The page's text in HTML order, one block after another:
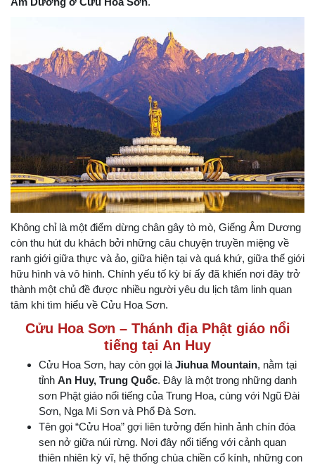
Không chỉ là một điểm dừng chân gây tò mò, Giếng Âm Dương
còn thu hút du khách bởi những câu chuyện truyền miệng về
ranh giới giữa thực và ảo, giữa hiện tại và quá khứ, giữa thế giới
hữu hình và vô hình. Chính yếu tố kỳ bí ấy đã khiến nơi đây trở
thành một chủ đề được nhiều người yêu du lịch tâm linh quan
tâm khi tìm hiểu về Cửu Hoa Sơn.
Cửu Hoa Sơn – Thánh địa Phật giáo nổi
tiếng tại An Huy
Cửu Hoa Sơn, hay còn gọi là Jiuhua Mountain, nằm tại
tỉnh An Huy, Trung Quốc. Đây là một trong những danh
sơn Phật giáo nổi tiếng của Trung Hoa, cùng với Ngũ Đài
Sơn, Nga Mi Sơn và Phổ Đà Sơn.
Tên gọi “Cửu Hoa” gợi liên tưởng đến hình ảnh chín đóa
sen nở giữa núi rừng. Nơi đây nổi tiếng với cảnh quan
thiên nhiên kỳ vĩ, hệ thống chùa chiền cổ kính, những con